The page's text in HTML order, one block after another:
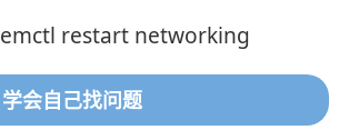
restart networking
会自己找问题